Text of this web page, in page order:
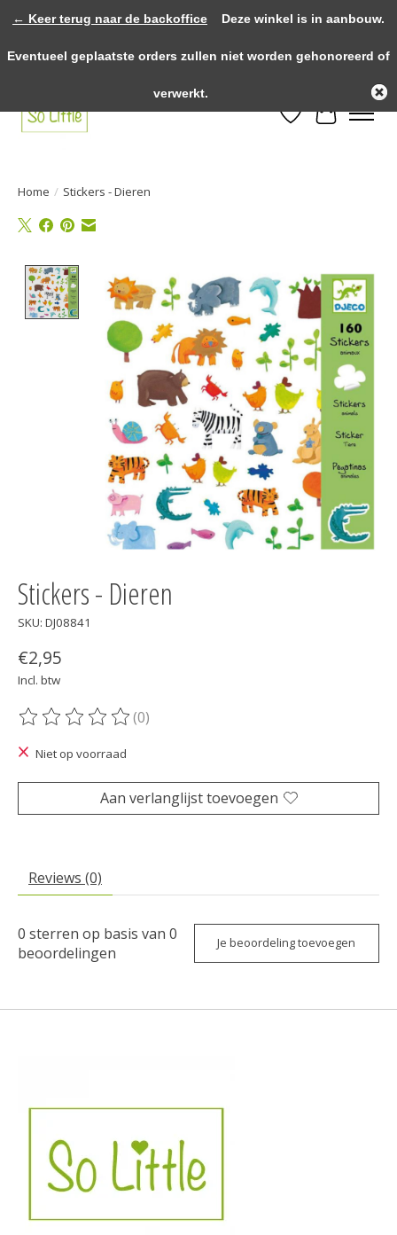
vanaf €75,- binnen NL! >>>> Fysieke winkel in Heythuysen!
Verlanglijst
Home / Stickers - Dieren
Product image slideshow Items
Stickers - Dieren
SKU: DJ08841
€2,95
Incl. btw
De beoordeling van dit product is
(0)
Niet op voorraad
Aan verlanglijst toevoegen
Reviews (0)
0 sterren op basis van 0
beoordelingen
Je beoordeling toevoegen
← Keer terug naar de backoffice Deze winkel is in aanbouw.
Eventueel geplaatste orders zullen niet worden gehonoreerd of
verwerkt.